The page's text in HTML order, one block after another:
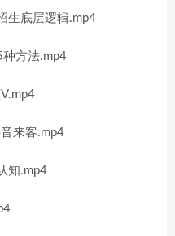
生底层逻辑.mp4
方法.mp4
来客.mp4
知.mp4